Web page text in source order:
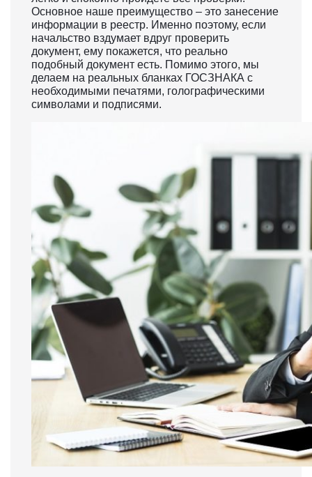
Основное наше преимущество – это занесение
информации в реестр. Именно поэтому, если
начальство вздумает вдруг проверить
документ, ему покажется, что реально
подобный документ есть. Помимо этого, мы
делаем на реальных бланках ГОСЗНАКА с
необходимыми печатями, голографическими
символами и подписями.